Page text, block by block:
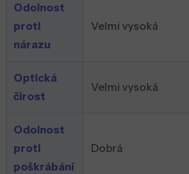
Odolnost
proti
nárazu
Velmi vysoká
Optická
čirost
Velmi vysoká
Odolnost
proti
poškrábání
Dobrá